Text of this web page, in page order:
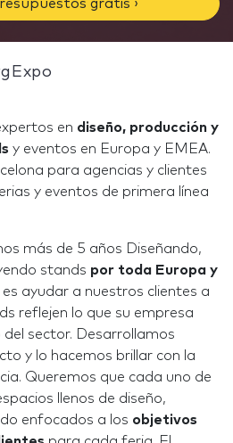
gratis ›
en diseño, producción y
y eventos en Europa y EMEA.
para agencias y clientes
y eventos de primera línea
más de 5 años Diseñando,
stands por toda Europa y
ayudar a nuestros clientes a
reflejen lo que su empresa
sector. Desarrollamos
y lo hacemos brillar con la
Queremos que cada uno de
llenos de diseño,
enfocados a los objetivos